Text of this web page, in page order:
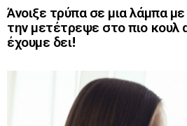
Άνοιξε τρύπα σε μια λάμπα με
την μετέτρεψε στο πιο κουλ
έχουμε δει!